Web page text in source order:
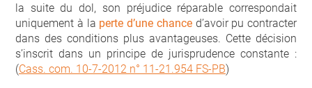
la suite du dol, son préjudice réparable correspondait
uniquement à la perte d’une chanced’avoir pu contracter
dans des conditions plus avantageuses. Cette décision
s’inscrit dans un principe de jurisprudence constante :
(Cass. com. 10-7-2012 n° 11-21.954 FS-PB)